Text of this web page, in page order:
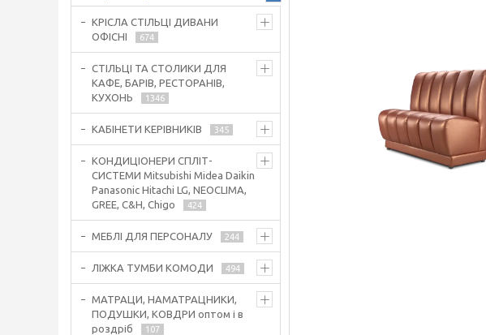
КРІСЛА СТІЛЬЦІ ДИВАНИ
ОФІСНІ
674
СТІЛЬЦІ ТА СТОЛИКИ ДЛЯ
КАФЕ, БАРІВ, РЕСТОРАНІВ,
КУХОНЬ
1346
КАБІНЕТИ КЕРІВНИКІВ 345
КОНДИЦІОНЕРИ СПЛІТ-
СИСТЕМИ Mitsubishi Midea Daikin
Panasonic Hitachi LG, NEOCLIMA,
GREE, C&H, Chigo
424
МЕБЛІ ДЛЯ ПЕРСОНАЛУ 244
ЛІЖКА ТУМБИ КОМОДИ 494
МАТРАЦИ, НАМАТРАЦНИКИ,
ПОДУШКИ, КОВДРИ оптом і в
роздріб
107